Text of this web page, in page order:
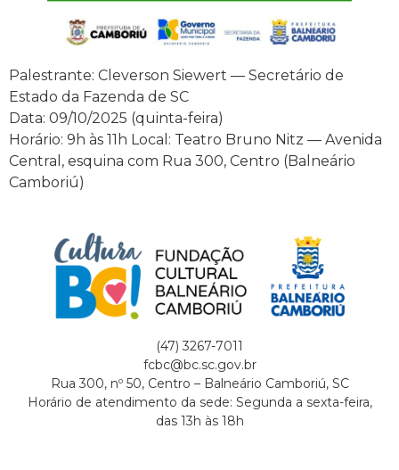
Palestrante: Cleverson Siewert — Secretário de
Estado da Fazenda de SC
Data: 09/10/2025 (quinta-feira)
Horário: 9h às 11h Local: Teatro Bruno Nitz — Avenida
Central, esquina com Rua 300, Centro (Balneário
Camboriú)
(47) 3267-7011
fcbc@bc.sc.gov.br
Rua 300, nº 50, Centro – Balneário Camboriú, SC
Horário de atendimento da sede: Segunda a sexta-feira,
das 13h às 18h